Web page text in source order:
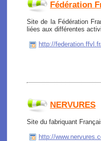
Fédération
Site de la Fédération
liées aux différentes
http://
NERVURES
Site du fabriquant
http://